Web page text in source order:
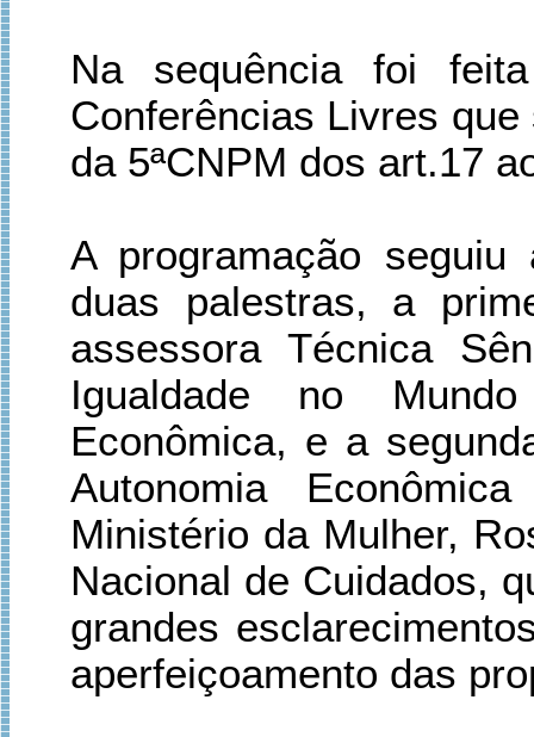
Na sequência foi
Conferências Livres
da 5ªCNPM dos art.17
A programação
duas palestras, a
assessora Técnica
Igualdade no
Econômica, e a
Autonomia
Ministério da Mulher,
Nacional de Cuidados,
grandes
aperfeiçoamento das